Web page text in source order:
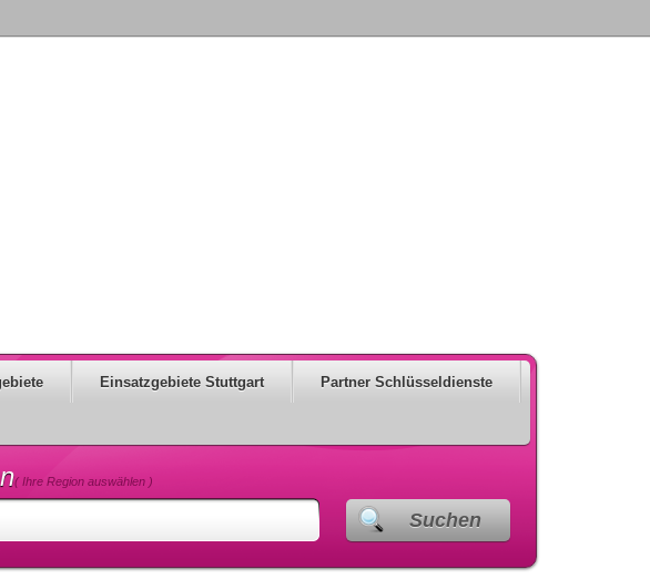
Einsatzgebiete Stuttgart Partner Schlüsseldienste
( Ihre Region auswählen )
Suchen